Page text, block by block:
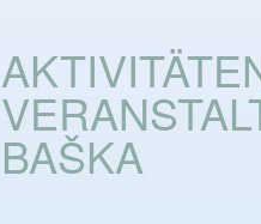
BAŠKA